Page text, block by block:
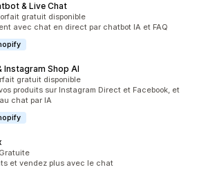
& Live Chat
5
gratuit disponible
avec chat en direct par chatbot IA et FAQ
Instagram Shop AI
5
gratuit disponible
produits sur Instagram Direct et Facebook, et
chat par IA
5
Gratuite
et vendez plus avec le chat